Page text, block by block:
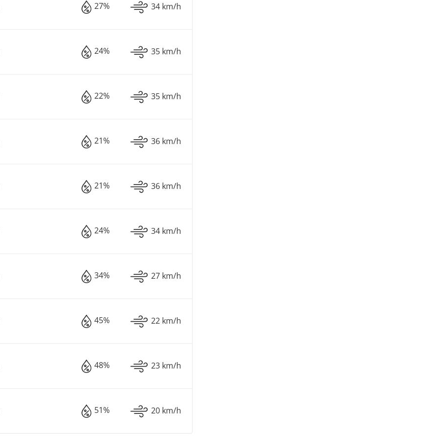
27% 34 km/h
24% 35 km/h
22% 35 km/h
21% 36 km/h
21% 36 km/h
24% 34 km/h
34% 27 km/h
45% 22 km/h
48% 23 km/h
51% 20 km/h